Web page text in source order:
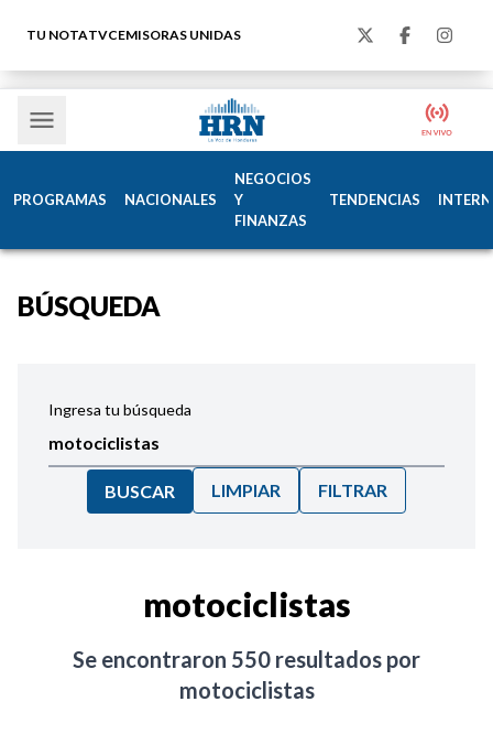
TU NOTATVCEMISORAS UNIDAS
PROGRAMAS NACIONALES
NEGOCIOS
Y
FINANZAS
TENDENCIAS
BÚSQUEDA
Ingresa tu búsqueda
BUSCAR LIMPIAR FILTRAR
motociclistas
Se encontraron 550 resultados por
motociclistas